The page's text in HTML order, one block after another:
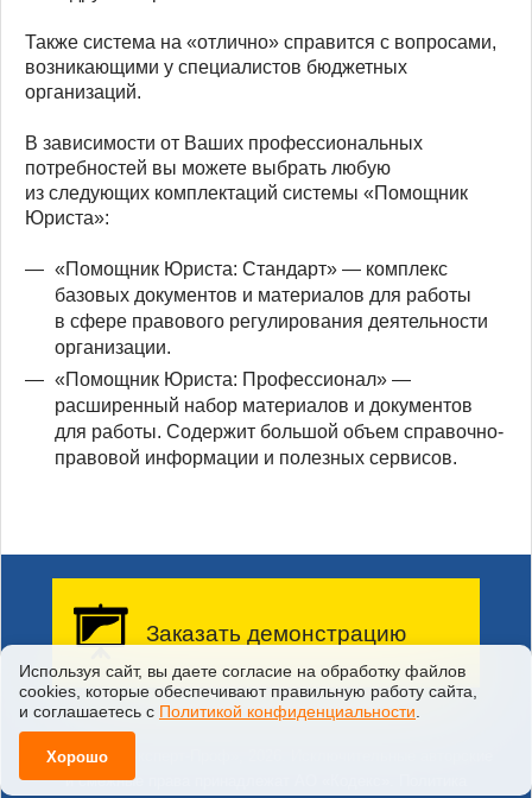
Также система на «отлично» справится с вопросами,
возникающими у специалистов бюджетных
организаций.
В зависимости от Ваших профессиональных
потребностей вы можете выбрать любую
из следующих комплектаций системы «Помощник
Юриста»:
«Помощник Юриста: Стандарт» — комплекс
базовых документов и материалов для работы
в сфере правового регулирования деятельности
организации.
«Помощник Юриста: Профессионал» —
расширенный набор материалов и документов
для работы. Содержит большой объем справочно-
правовой информации и полезных сервисов.
Заказать демонстрацию
Заказать бесплатную
демонстрацию возможностей
системы у вас на предприятии
©ООО «Техэксперт-Проф»
и смежные права принадлежат АО «Кодекс».
Используя сайт, вы даете согласие на обработку файлов
сооkiеs, которые обеспечивают правильную работу сайта,
и соглашаетесь с Политикой конфиденциальности.
Хорошо